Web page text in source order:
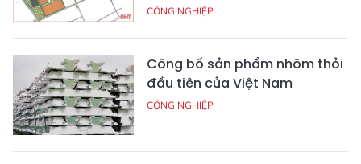
CÔNG NGHIỆP
Công bố sản phẩm nhôm thỏi
đầu tiên của Việt Nam
CÔNG NGHIỆP